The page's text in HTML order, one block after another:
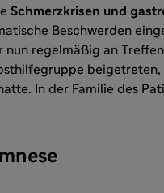
Schmerzkrisen und
Beschwerden
nun regelmäßig an
In der Familie des